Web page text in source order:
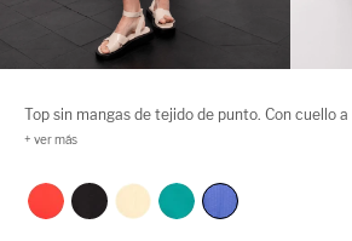
Top sin mangas de tejido de punto. Con cuello
básico imperdible de la temporada, perfecto